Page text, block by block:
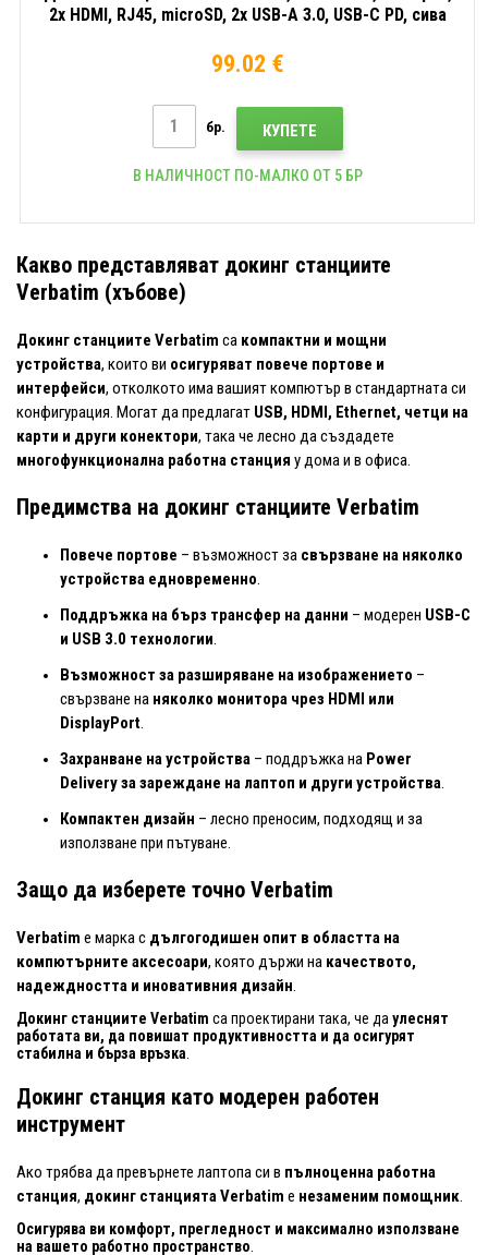
2x HDMI, RJ45, microSD, 2x USB-A 3.0, USB-C PD, сива
99.02 €
бр. КУПЕТЕ
В НАЛИЧНОСТ ПО-МАЛКО ОТ 5 БР
Какво представляват докинг станциите
Verbatim (хъбове)
Докинг станциите Verbatim са компактни и мощни
устройства, които ви осигуряват повече портове и
интерфейси, отколкото има вашият компютър в стандартната си
конфигурация. Могат да предлагат USB, HDMI, Ethernet, четци на
карти и други конектори, така че лесно да създадете
многофункционална работна станция у дома и в офиса.
Предимства на докинг станциите Verbatim
Повече портове – възможност за свързване на няколко
устройства едновременно.
Поддръжка на бърз трансфер на данни – модерен USB-C
и USB 3.0 технологии.
Възможност за разширяване на изображението –
свързване на няколко монитора чрез HDMI или
DisplayPort.
Захранване на устройства – поддръжка на Power
Delivery за зареждане на лаптоп и други устройства.
Компактен дизайн – лесно преносим, подходящ и за
използване при пътуване.
Защо да изберете точно Verbatim
Verbatim е марка с дългогодишен опит в областта на
компютърните аксесоари, която държи на качеството,
надеждността и иновативния дизайн.
Докинг станциите Verbatim са проектирани така, че да улеснят
работата ви, да повишат продуктивността и да осигурят
стабилна и бърза връзка
Докинг станция като модерен работен
инструмент
Ако трябва да превърнете лаптопа си в пълноценна работна
станция, докинг станцията Verbatim е незаменим помощник.
Осигурява ви комфорт, прегледност и максимално използване
на вашето работно пространство